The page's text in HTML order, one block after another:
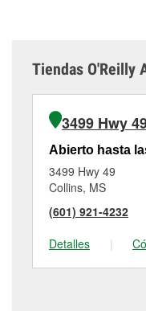
Tiendas O'Reilly
3499 Hwy
Abierto hasta
3499 Hwy 49
Collins, MS
(601) 921-4232
Detalles
|